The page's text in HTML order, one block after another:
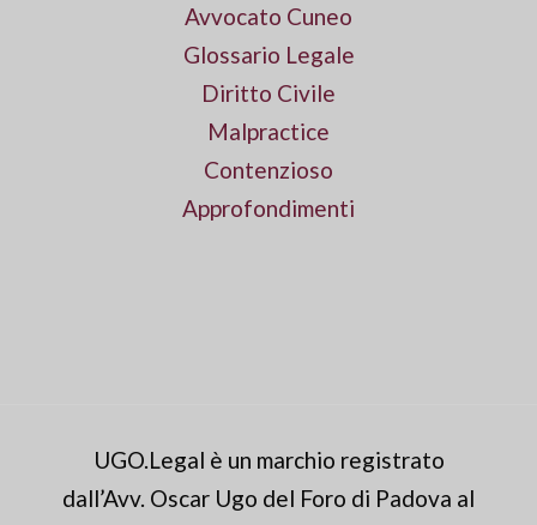
Avvocato Cuneo
Glossario Legale
Diritto Civile
Malpractice
Contenzioso
Approfondimenti
UGO.Legal è un marchio registrato
dall’Avv. Oscar Ugo del Foro di Padova al